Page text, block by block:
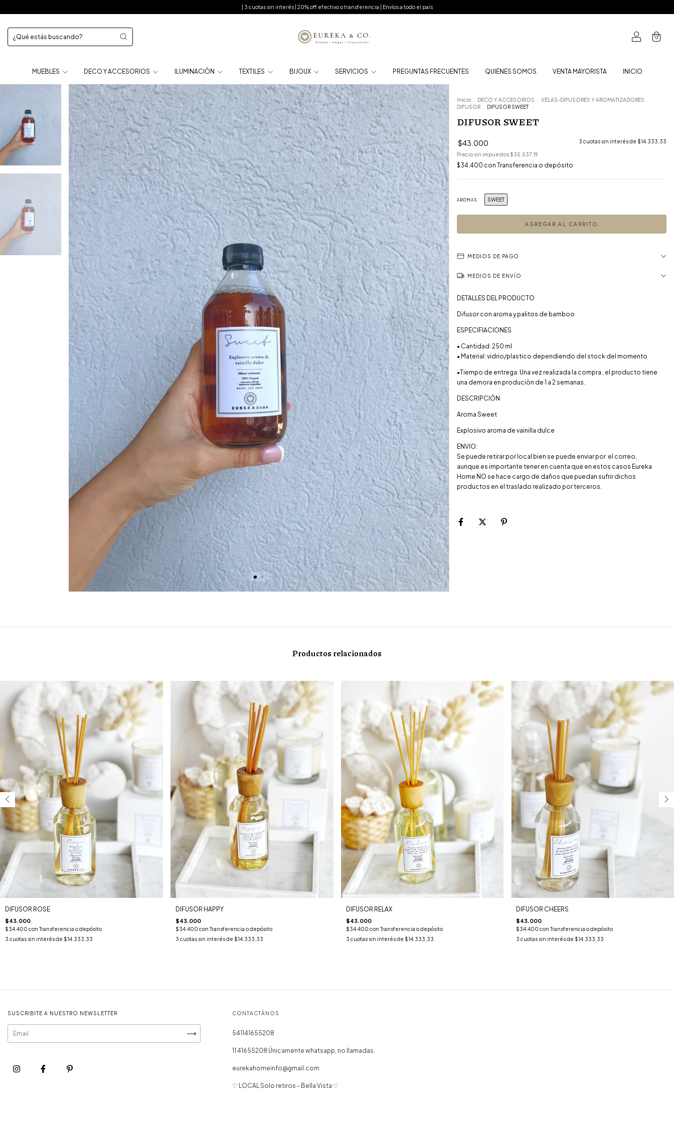
| 3 cuotas sin interés | 20% off efectivo o transferencia | Envíos a todo el país
0
MUEBLES DECO Y ACCESORIOS ILUMINACIÒN TEXTILES BIJOUX SERVICIOS PREGUNTAS FRECUENTES QUIENES SOMOS VENTA MAYORISTA INICIO
Inicio DECO Y ACCESORIOS VELAS-DIFUSORES Y AROMATIZADORES
DIFUSOR
DIFUSOR SWEET
DIFUSOR SWEET
$43.000 3 cuotas sin interés de $14.333,33
Precio sin impuestos $35.537,19
$34.400 con Transferencia o depósito
AROMAS SWEET
MEDIOS DE PAGO
MEDIOS DE ENVÍO
DETALLES DEL PRODUCTO
Difusor con aroma y palitos de bamboo
ESPECIFIACIONES
• Cantidad: 250 ml
• Material: vidrio/plastico dependiendo del stock del momento
•Tiempo de entrega: Una vez realizada la compra , el producto tiene
una demora en produciòn de 1 a 2 semanas.
DESCRIPCIÓN
Aroma Sweet
Explosivo aroma de vainilla dulce
ENVIO:
Se puede retirar por local bien se puede enviar por el correo,
aunque es importante tener en cuenta que en estos casos Eureka
Home NO se hace cargo de daños que puedan sufrir dichos
productos en el traslado realizado por terceros.
Productos relacionados
DIFUSOR ROSE
$43.000
$34.400 con Transferencia o depósito
3 cuotas sin interés de $14.333,33
DIFUSOR HAPPY
$43.000
$34.400 con Transferencia o depósito
3 cuotas sin interés de $14.333,33
DIFUSOR RELAX
$43.000
$34.400 con Transferencia o depósito
3 cuotas sin interés de $14.333,33
DIFUSOR CHEERS
$43.000
$34.400con Transferencia o depósito
3 cuotas sin interés de $14.333,33
SUSCRIBITE A NUESTRO NEWSLETTER CONTACTÁNOS
541141655208
11 41655208 Únicamente whatsapp, no llamadas.
eurekahomeinfo@gmail.com
♡ LOCAL Solo retiros - Bella Vista ♡